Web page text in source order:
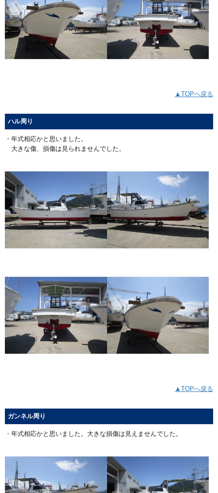
▲TOPへ戻る
ハル周り
・年式相応かと思いました。
大きな傷、損傷は見られませんでした。
▲TOPへ戻る
ガンネル周り
・年式相応かと思いました。大きな損傷は見えませんでした。